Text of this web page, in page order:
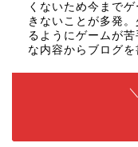
くないため今まで
きないことが多発
るようにゲームが
な内容からブログを